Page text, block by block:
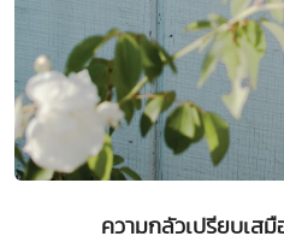
ความกลัวเปรียบเส